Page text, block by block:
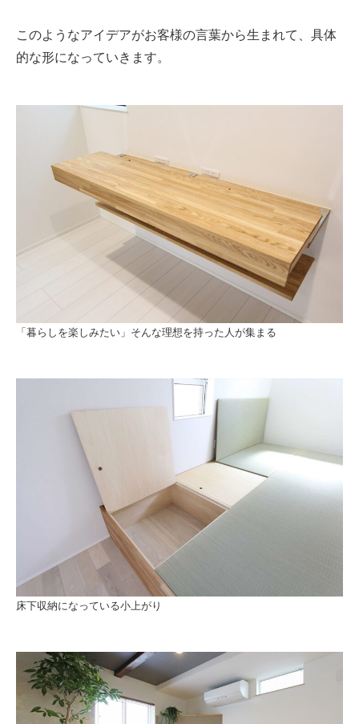
このようなアイデアがお客様の言葉から生まれて、具体
的な形になっていきます。
「暮らしを楽しみたい」そんな理想を持った人が集まる
床下収納になっている小上がり